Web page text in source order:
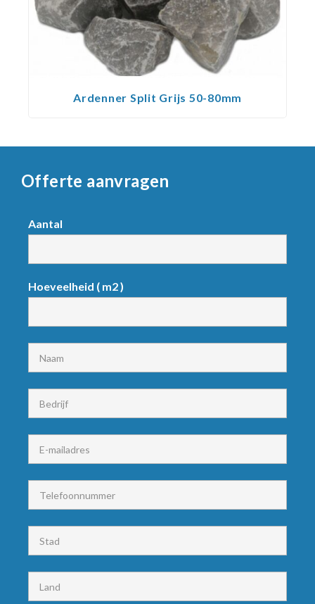
Ardenner Split Grijs 50-80mm
Offerte aanvragen
Request
Aantal
Hoeveelheid ( m2 )